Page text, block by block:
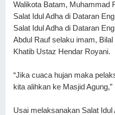
Walikota Batam, Muhammad
Salat Idul Adha di Dataran
Salat Idul Adha di Dataran
Abdul Rauf selaku imam,
Khatib Ustaz Hendar Royani.
“Jika cuaca hujan maka
kita alihkan ke Masjid Agung,”
Usai melaksanakan Salat Idul